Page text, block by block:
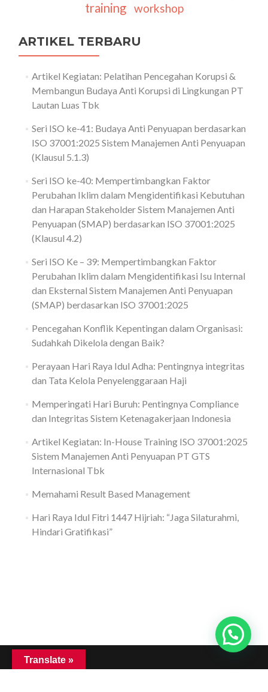
training workshop
ARTIKEL TERBARU
Artikel Kegiatan: Pelatihan Pencegahan Korupsi &
Membangun Budaya Anti Korupsi di Lingkungan PT
Lautan Luas Tbk
Seri ISO ke-41: Budaya Anti Penyuapan berdasarkan
ISO 37001:2025 Sistem Manajemen Anti Penyuapan
(Klausul 5.1.3)
Seri ISO ke-40: Mempertimbangkan Faktor
Perubahan Iklim dalam Mengidentifikasi Kebutuhan
dan Harapan Stakeholder Sistem Manajemen Anti
Penyuapan (SMAP) berdasarkan ISO 37001:2025
(Klausul 4.2)
Seri ISO Ke – 39: Mempertimbangkan Faktor
Perubahan Iklim dalam Mengidentifikasi Isu Internal
dan Eksternal Sistem Manajemen Anti Penyuapan
(SMAP) berdasarkan ISO 37001:2025
Pencegahan Konflik Kepentingan dalam Organisasi:
Sudahkah Dikelola dengan Baik?
Perayaan Hari Raya Idul Adha: Pentingnya integritas
dan Tata Kelola Penyelenggaraan Haji
Memperingati Hari Buruh: Pentingnya Compliance
dan Integritas Sistem Ketenagakerjaan Indonesia
Artikel Kegiatan: In-House Training ISO 37001:2025
Sistem Manajemen Anti Penyuapan PT GTS
Internasional Tbk
Memahami Result Based Management
Hari Raya Idul Fitri 1447 Hijriah: “Jaga Silaturahmi,
Hindari Gratifikasi”
Translate »